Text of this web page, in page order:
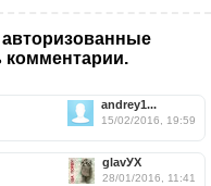
комментарии.
andrey1...
15/02/2016, 19:59
glavУХ
28/01/2016, 11:41